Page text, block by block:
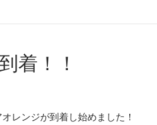
着！！
レンジが到着し始めました！